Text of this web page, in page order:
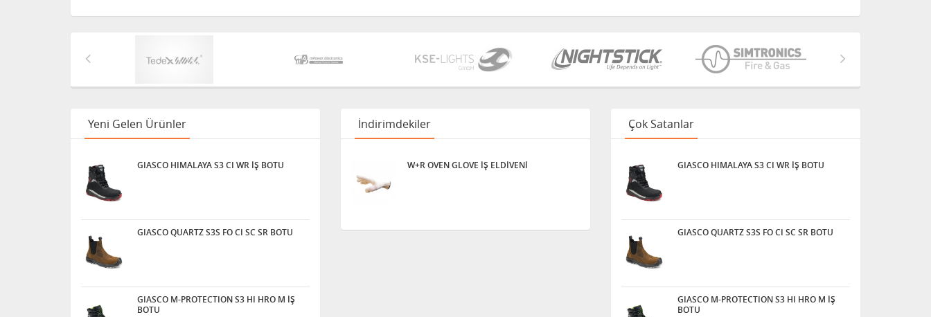
Yeni Gelen Ürünler
GIASCO HIMALAYA S3 CI WR İŞ BOTU
GIASCO QUARTZ S3S FO CI SC SR BOTU
GIASCO M-PROTECTION S3 HI HRO M İŞ
BOTU
İndirimdekiler
W+R OVEN GLOVE İŞ ELDİVENİ
Çok Satanlar
GIASCO HIMALAYA S3 CI WR İŞ BOTU
GIASCO QUARTZ S3S FO CI SC SR BOTU
GIASCO M-PROTECTION S3 HI HRO M İŞ
BOTU